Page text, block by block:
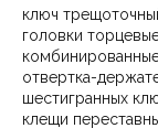
ключ
головки
отвертка-
шестигранных
клещи
Московская
Горки
31-й км, 34/1